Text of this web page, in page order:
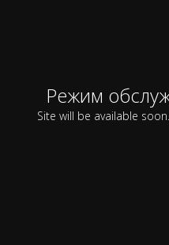
Режим
Site will be available